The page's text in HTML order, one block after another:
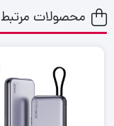
محصولات مرتبط